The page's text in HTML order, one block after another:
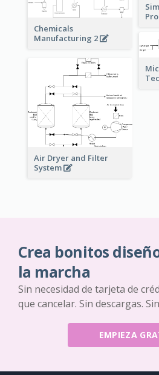
Chemicals
Manufacturing 2
Air Dryer and Filter
System
Crea bonitos
la marcha
Sin necesidad de tarjeta de
que cancelar. Sin descargas.
EMPIEZA